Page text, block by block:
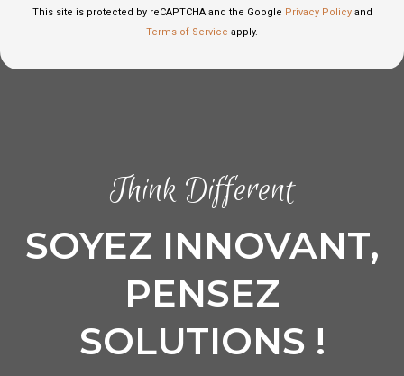
This site is protected by reCAPTCHA and the Google Privacy Policyand
Terms of Service apply.
Think Different
SOYEZ INNOVANT,
PENSEZ
SOLUTIONS !